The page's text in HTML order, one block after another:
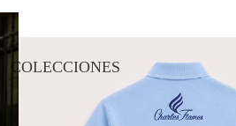
COLECCIONES